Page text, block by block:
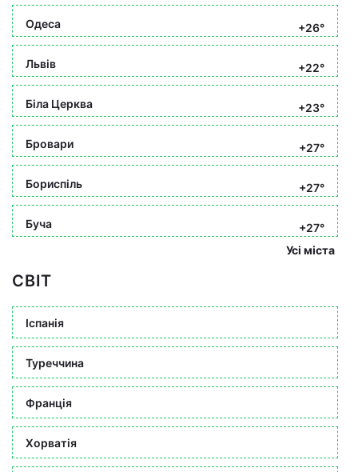
Одеса +26°
Львів +22°
Біла Церква +23°
Бровари +27°
Бориспіль +27°
Буча
+27°
Усі міста
СВІТ
Іспанія
Туреччина
Франція
Хорватія